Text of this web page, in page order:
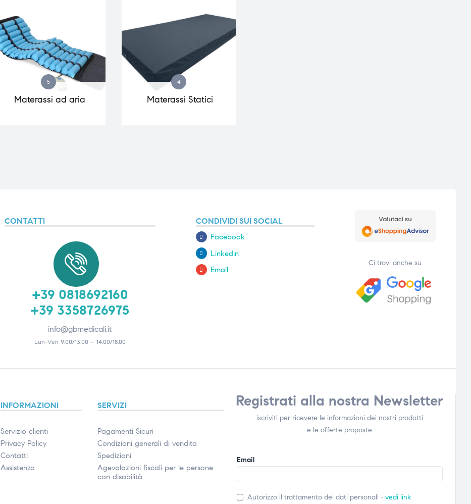
Materassi ad aria
5
Materassi Statici
4
CONTATTI
+39 0818692160
+39 3358726975
info@gbmedicali.it
Lun-Ven 9:00/13:00 – 14:00/18:00
CONDIVIDI SUI SOCIAL
Facebook
Linkedin
Email
Ci trovi anche su
INFORMAZIONI
Servizio clienti
Privacy Policy
Contatti
Assistenza
SERVIZI
Pagamenti Sicuri
Condizioni generali di vendita
Spedizioni
Agevolazioni fiscali per le persone
con disabilità​
Registrati alla nostra Newsletter
iscriviti per ricevere le informazioni dei nostri prodotti
e le offerte proposte
Email
Autorizzo il trattamento dei dati personali - vedi link